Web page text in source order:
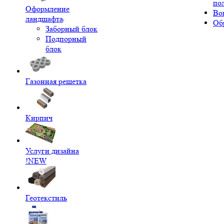
Оформление
ландшафта
Заборный блок
Подпорный
блок
Газонная решетка
Кирпич
Услуги дизайна
!NEW
Геотекстиль